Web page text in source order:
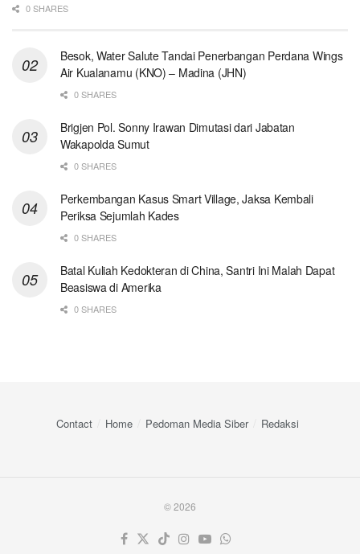
0 SHARES
Besok, Water Salute Tandai Penerbangan Perdana Wings
Air Kualanamu (KNO) – Madina (JHN)
0 SHARES
Brigjen Pol. Sonny Irawan Dimutasi dari Jabatan
Wakapolda Sumut
0 SHARES
Perkembangan Kasus Smart Village, Jaksa Kembali
Periksa Sejumlah Kades
0 SHARES
Batal Kuliah Kedokteran di China, Santri Ini Malah Dapat
Beasiswa di Amerika
0 SHARES
Contact Home Pedoman Media Siber Redaksi
© 2026